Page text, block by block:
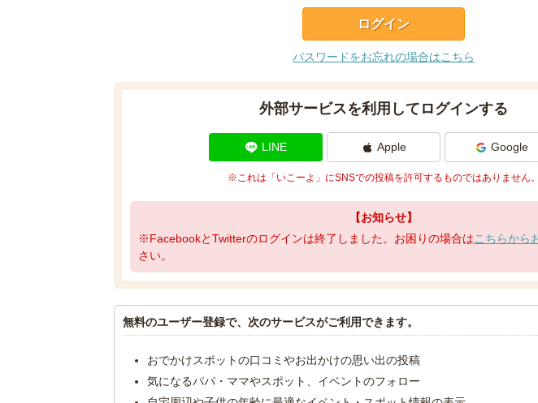
パスワードをお忘れの場合はこちら
外部サービスを利用してログインする
LINE Apple Google
※これは「いこーよ」にSNSでの投稿を許可するものではありません。
【お知らせ】
※FacebookとTwitterのログインは終了しました。お困りの場合はこちらから
さい。
無料のユーザー登録で、次のサービスがご利用できます。
おでかけスポットの口コミやお出かけの思い出の投稿
気になるパパ・ママやスポット、イベントのフォロー